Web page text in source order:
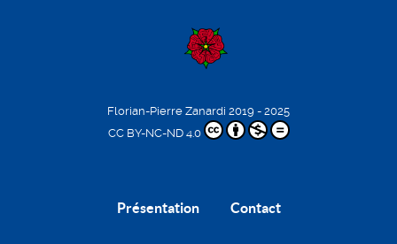
Florian-Pierre Zanardi 2019 - 2025
CC BY-NC-ND 4.0
Présentation Contact